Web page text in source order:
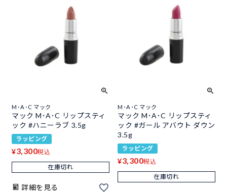
M･A･C マック
マック M･A･C リップスティ
ック #ハニーラブ 3.5g
ラッピング
¥3,300税込
在庫切れ
詳細を見る
M･A･C マック
マック M･A･C リップスティ
ック #ガール アバウト ダウン
3.5g
ラッピング
¥3,300税込
在庫切れ